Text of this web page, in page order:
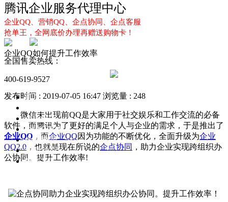
腾讯企业服务代理中心
企业QQ、营销QQ、企点协同、企点客服
抢单王，全网底价办理再赠送购物卡！
全国售卖热线：
400-619-9527
首页
企点服务
企业QQ2.0
企点协同
新闻动态
解决方案
企业QQ如何提升工作效率
发布时间 : 2019-07-05 16:47 浏览量 : 248
微信未出现前QQ是大家用于社交娱乐和工作交流的必备
软件，而腾讯为了更好的满足个人与企业的需求，于是推出了
企业QQ ，而企业QQ因为功能的不断优化，全面升级为企业
QQ2.0 ，也就是现在所说的企点协同 ，助力企业实现跨组织办
公协同。提升工作效率!